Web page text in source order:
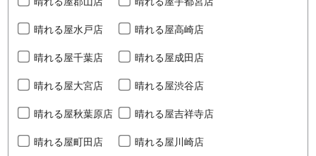
晴れる屋水戸店 晴れる屋高崎店
晴れる屋千葉店 晴れる屋成田店
晴れる屋大宮店 晴れる屋渋谷店
晴れる屋秋葉原店 晴れる屋吉祥寺店
晴れる屋町田店 晴れる屋川崎店